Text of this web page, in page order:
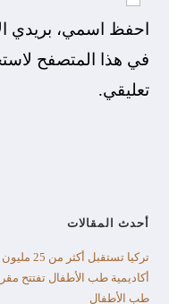
احفظ اسمي، بريدي
في هذا المتصفح
تعليقي.
أحدث المقالات
تركيا تستقبل أكثر من 25 مليون زائر دولي خلال النصف الأول من العام​
أكاديمية طب الأطفال تفتتح
طب الأطفال